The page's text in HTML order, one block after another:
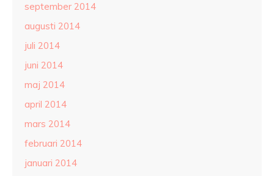
september 2014
augusti 2014
juli 2014
juni 2014
maj 2014
april 2014
mars 2014
februari 2014
januari 2014